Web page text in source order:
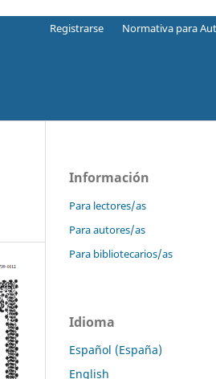
Registrarse Normativa para
Información
Para lectores/as
Para autores/as
Para bibliotecarios/as
Idioma
Español (España)
English